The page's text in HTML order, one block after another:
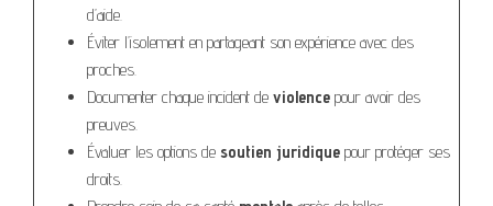
d’aide.
Éviter l’isolement en partageant son expérience avec des
proches.
Documenter chaque incident de violence pour avoir des
preuves.
Évaluer les options de soutien juridique pour protéger ses
droits.